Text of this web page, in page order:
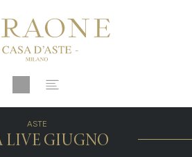
ASTE
LIVE GIUGNO